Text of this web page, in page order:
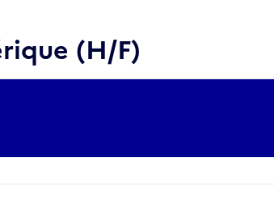
(H/F)